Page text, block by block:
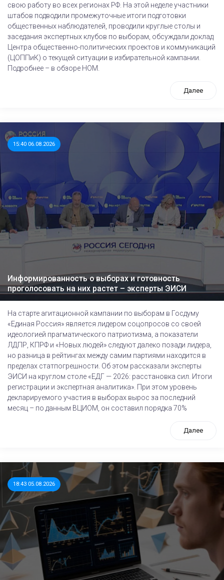
свою работу во всех регионах РФ. На этой неделе участники
штабов подводили промежуточные итоги подготовки
общественных наблюдателей, проводили круглые столы и
заседания экспертных клубов по выборам, обсуждали доклад
Центра общественно-политических проектов и коммуникаций
(ЦОППиК) о текущей ситуации в избирательной кампании.
Подробнее – в обзоре НОМ.
Далее
15:40 06.08.2026
Информированность о выборах и готовность
проголосовать на них растет – эксперты ЭИСИ
На старте агитационной кампании по выборам в Госдуму
«Единая Россия» является лидером соцопросов со своей
идеологией прагматического патриотизма, а показатели
ЛДПР, КПРФ и «Новых людей» следуют далеко позади лидера,
но разница в рейтингах между самим партиями находится в
пределах статпогрешности. Об этом рассказали эксперты
ЭИСИ на круглом столе «ЕДГ — 2026: расстановка сил. Итоги
регистрации и экспертная аналитика». При этом уровень
декларируемого участия в выборах вырос за последний
месяц – по данным ВЦИОМ, он составил порядка 70%
Далее
18:43 05.08.2026